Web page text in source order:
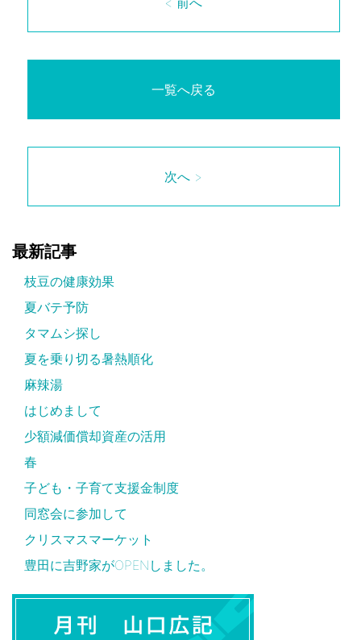
一覧へ戻る
次へ >
最新記事
枝豆の健康効果
夏バテ予防
タマムシ探し
夏を乗り切る暑熱順化
麻辣湯
はじめまして
少額減価償却資産の活用
春
子ども・子育て支援金制度
同窓会に参加して
クリスマスマーケット
豊田に吉野家がOPENしました。